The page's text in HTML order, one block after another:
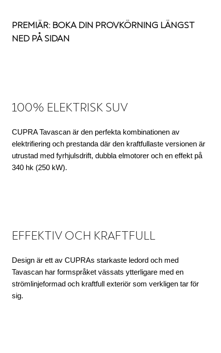
PREMIÄR: BOKA DIN PROVKÖRNING LÄNGST
NED PÅ SIDAN
100% ELEKTRISK SUV
CUPRA Tavascan är den perfekta kombinationen av
elektrifiering och prestanda där den kraftfullaste versionen är
utrustad med fyrhjulsdrift, dubbla elmotorer och en effekt på
340 hk (250 kW).
EFFEKTIV OCH KRAFTFULL
Design är ett av CUPRAs starkaste ledord och med
Tavascan har formspråket vässats ytterligare med en
strömlinjeformad och kraftfull exteriör som verkligen tar för
sig.